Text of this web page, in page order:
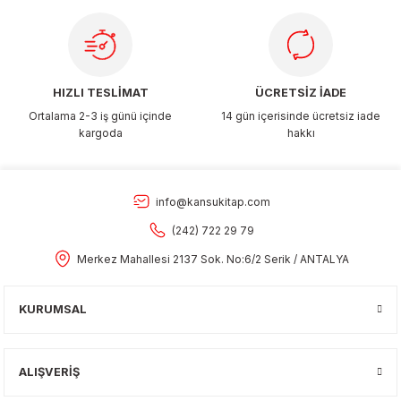
HIZLI TESLİMAT
Ortalama 2-3 iş günü içinde
kargoda
ÜCRETSİZ İADE
14 gün içerisinde ücretsiz iade
hakkı
info@kansukitap.com
(242) 722 29 79
Merkez Mahallesi 2137 Sok. No:6/2 Serik / ANTALYA
KURUMSAL
ALIŞVERİŞ